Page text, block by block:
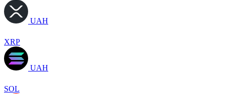
UAH
XRP
UAH
SOL